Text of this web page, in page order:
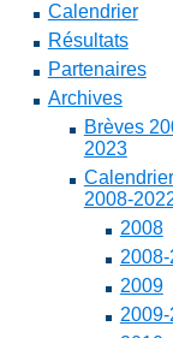
Calendrier
Résultats
Partenaires
Archives
Brèves
2023
Calendrier
2008-
2008
2009